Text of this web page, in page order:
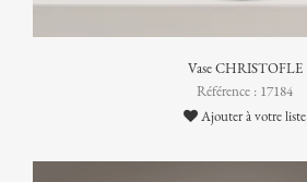
Vase CHRISTOFLE
Référence : 17184
Ajouter à votre liste